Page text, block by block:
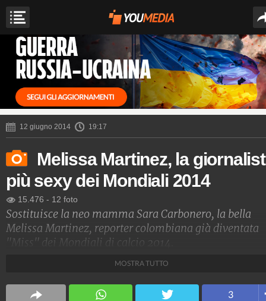
12 giugno 2014 19:17
Melissa Martinez, la
più sexy dei Mondiali 2014
15.476 - 12 foto
Sostituisce la neo mamma Sara Carbonero, la bella
Melissa Martinez, reporter colombiana già diventata
"Miss" dei Mondiali di calcio 2014.
Spettacolo FanpageMOSTRA TUTTO
3